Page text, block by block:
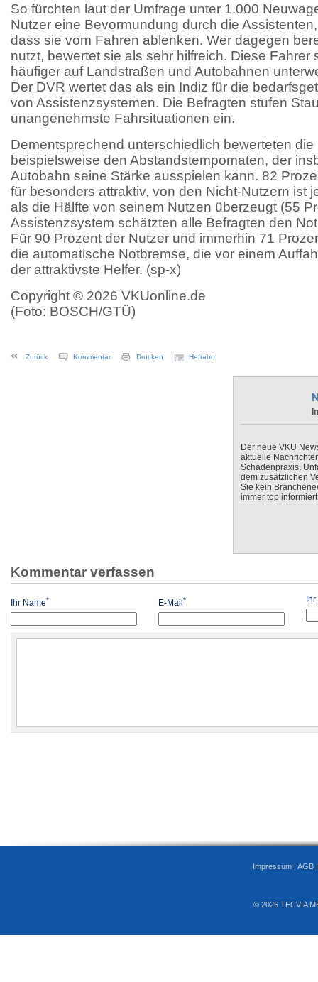
So fürchten laut der Umfrage unter 1.000
Nutzer eine Bevormundung durch die
dass sie vom Fahren ablenken. Wer dagegen
nutzt, bewertet sie als sehr hilfreich. Diese Fahrer
häufiger auf Landstraßen und Autobahnen
Der DVR wertet das als ein Indiz für die
von Assistenzsystemen. Die Befragten stufen
unangenehmste Fahrsituationen ein.
Dementsprechend unterschiedlich bewerteten
beispielsweise den Abstandstempomaten, der
Autobahn seine Stärke ausspielen kann. 82
für besonders attraktiv, von den Nicht-Nutzern ist
als die Hälfte von seinem Nutzen überzeugt (55
Assistenzsystem schätzten alle Befragten den
Für 90 Prozent der Nutzer und immerhin 71
die automatische Notbremse, die vor einem
der attraktivste Helfer. (sp-x)
Copyright © 2026 VKUonline.de
(Foto: BOSCH/GTÜ)
Zurück Kommentar Drucken Heftabo
Der neue VKU
aktuelle
Schadenpraxis,
dem zusätzlichen
Sie kein
immer top
Kommentar verfassen
Ihr Name* E-Mail* Ihr
Impressum | AGB
© 2026 TECVIA